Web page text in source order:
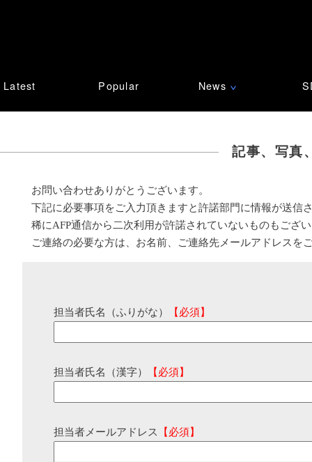
Latest Popular News ∨
記事、写真
お問い合わせありがとうございます。
下記に必要事項をご入力頂きますと許諾部門に情報が送信
稀にAFP通信から二次利用が許諾されていないものもござ
ご連絡の必要な方は、お名前、ご連絡先メールアドレスを
担当者氏名（ふりがな） 【必須】
担当者氏名（漢字） 【必須】
担当者メールアドレス 【必須】